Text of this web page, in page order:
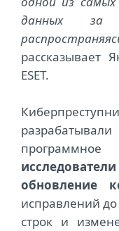
данных за
рассказывает
ESET.
обновление
исправлений
строк и